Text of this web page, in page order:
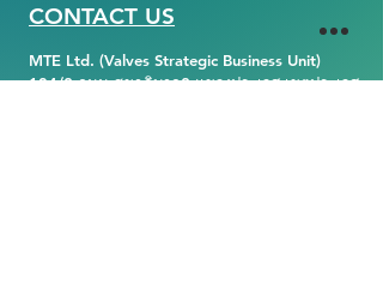
CONTACT US
MTE Ltd. (Valves Strategic Business Unit)
104/2 ถนน สุขาภิบาล2 แขวงประเวศ เขตประเวศ